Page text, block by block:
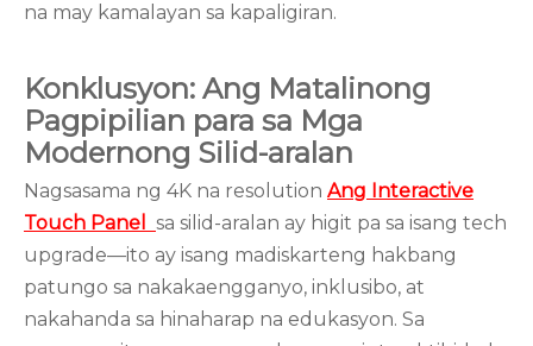
na may kamalayan sa kapaligiran.
Konklusyon: Ang Matalinong
Pagpipilian para sa Mga
Modernong Silid-aralan
Nagsasama ng 4K na resolution Ang Interactive
Touch Panel sa silid-aralan ay higit pa sa isang tech
upgrade—ito ay isang madiskarteng hakbang
patungo sa nakakaengganyo, inklusibo, at
nakahanda sa hinaharap na edukasyon. Sa